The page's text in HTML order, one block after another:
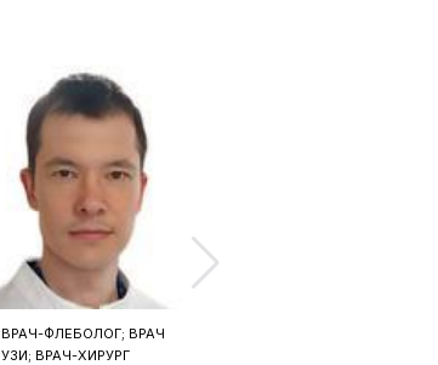
ВРАЧ-ФЛЕБОЛОГ; ВРАЧ
УЗИ; ВРАЧ-ХИРУРГ